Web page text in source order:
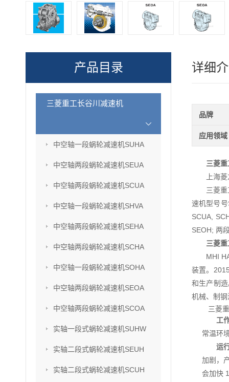
产品目录
三菱重工长谷川减速机
中空轴一段蜗轮减速机SUHA
中空轴两段蜗轮减速机SEUA
中空轴两段蜗轮减速机SCUA
中空轴一段蜗轮减速机SHVA
中空轴两段蜗轮减速机SEHA
中空轴两段蜗轮减速机SCHA
中空轴一段蜗轮减速机SOHA
中空轴两段蜗轮减速机SEOA
中空轴两段蜗轮减速机SCOA
实轴一段式蜗轮减速机SUHW
实轴二段式蜗轮减速机SEUH
实轴二段式蜗轮减速机SCUH
详细
品牌
应用领域
三菱
上海
三菱
速机型号
SCUA,
SEOH; 两
三菱
MHI
装置。
和生产制
机械、制
三菱
工
常温环
运
加剧，
会加快